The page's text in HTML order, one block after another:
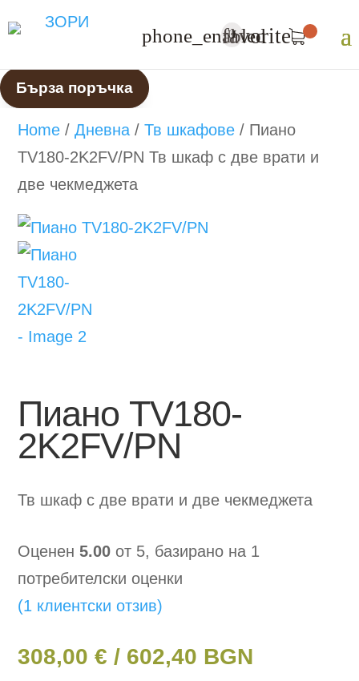
phone_enabled
favorite
U
Бърза поръчка
Home /Дневна /Тв шкафове / Пиано
TV180-2K2FV/PN Тв шкаф с две врати и
две чекмеджета
Пиано TV180-
2K2FV/PN
Тв шкаф с две врати и две чекмеджета
Оценен5.00 от 5, базирано на 1
потребителски оценки
(1 клиентски отзив)
308,00€ / 602,40 BGN